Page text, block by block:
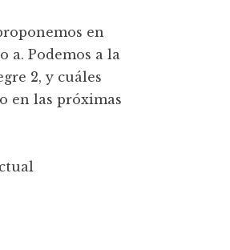
en
a. Podemos a la
2, y cuáles
en las próximas